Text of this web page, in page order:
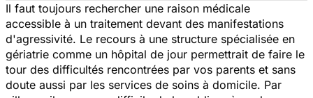
Il faut toujours rechercher une raison médicale
accessible à un traitement devant des manifestations
d'agressivité. Le recours à une structure spécialisée en
gériatrie comme un hôpital de jour permettrait de faire le
tour des difficultés rencontrées par vos parents et sans
doute aussi par les services de soins à domicile. Par